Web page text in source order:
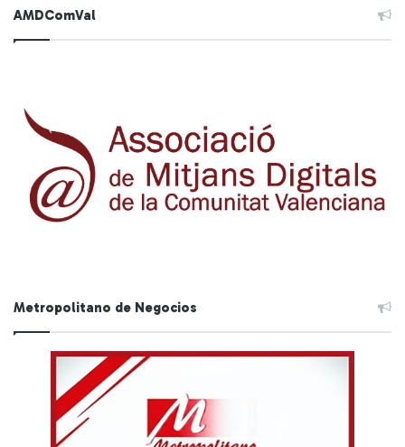
AMDComVal
Metropolitano de Negocios